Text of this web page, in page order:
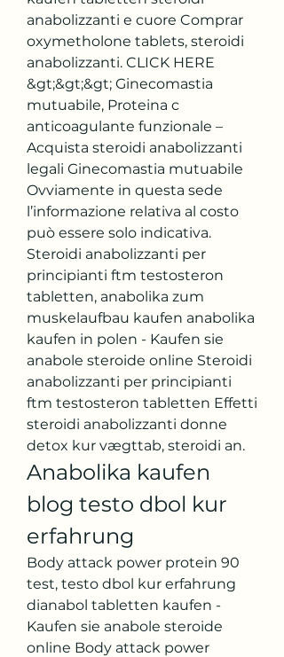
anabolizzanti e cuore Comprar
oxymetholone tablets, steroidi
anabolizzanti. CLICK HERE
&gt;&gt;&gt; Ginecomastia
mutuabile, Proteina c
anticoagulante funzionale –
Acquista steroidi anabolizzanti
legali Ginecomastia mutuabile
Ovviamente in questa sede
l’informazione relativa al costo
può essere solo indicativa.
Steroidi anabolizzanti per
principianti ftm testosteron
tabletten, anabolika zum
muskelaufbau kaufen anabolika
kaufen in polen - Kaufen sie
anabole steroide online Steroidi
anabolizzanti per principianti
ftm testosteron tabletten Effetti
steroidi anabolizzanti donne
detox kur vægttab, steroidi an.
Anabolika kaufen
blog testo dbol kur
erfahrung
Body attack power protein 90
test, testo dbol kur erfahrung
dianabol tabletten kaufen -
Kaufen sie anabole steroide
online Body attack power